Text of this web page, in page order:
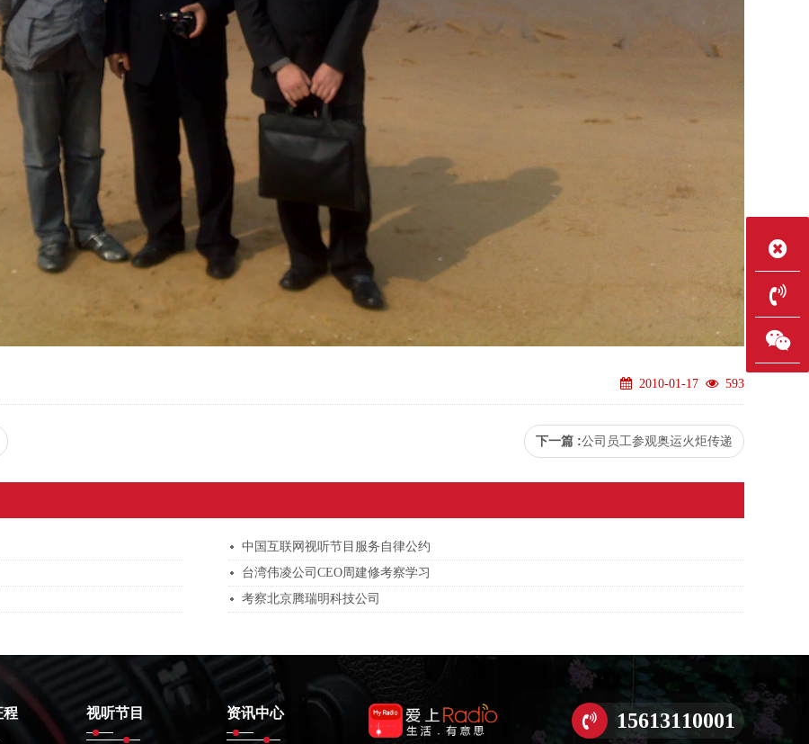
2010-01-17 593
下一篇 :公司员工参观奥运火炬传递
中国互联网视听节目服务自律公约
台湾伟凌公司CEO周建修考察学习
考察北京腾瑞明科技公司
程 视听节目 资讯中心 15613110001